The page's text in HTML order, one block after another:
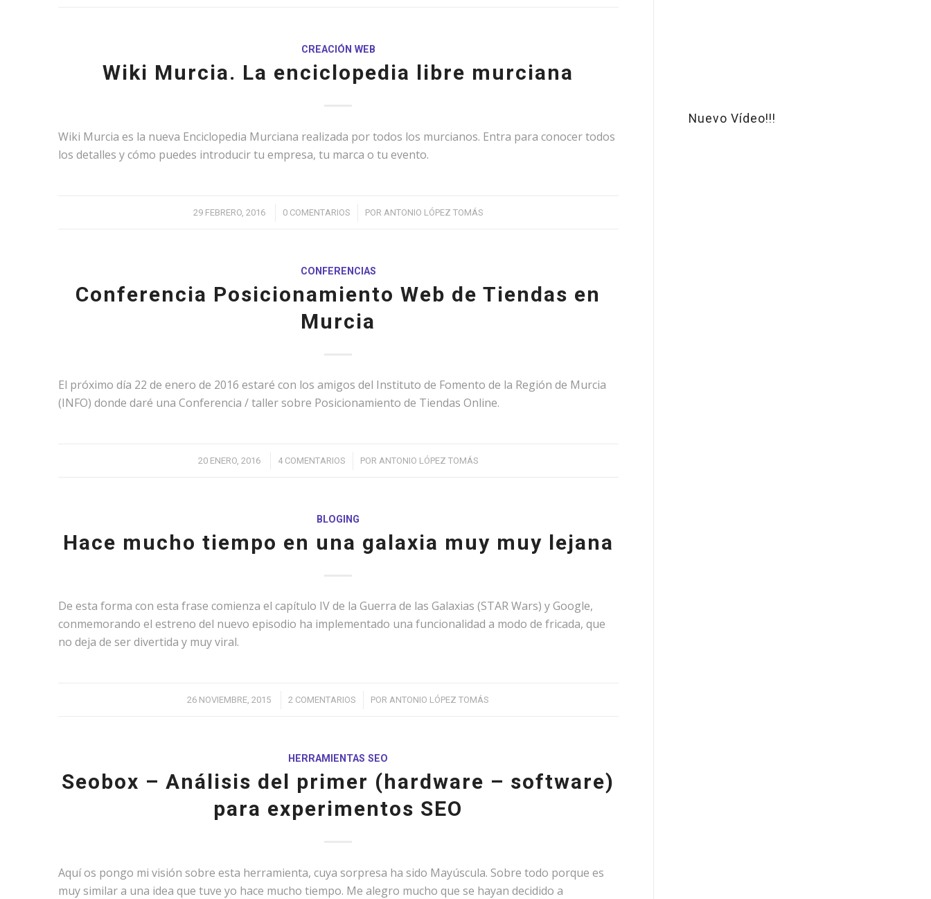
CREACIÓN WEB
Wiki Murcia. La enciclopedia libre murciana
Wiki Murcia es la nueva Enciclopedia Murciana realizada por todos los murcianos. Entra para conocer todos
los detalles y cómo puedes introducir tu empresa, tu marca o tu evento.
29 FEBRERO, 2016
/ 0 COMENTARIOS
/ POR ANTONIO LÓPEZ TOMÁS
CONFERENCIAS
Conferencia Posicionamiento Web de Tiendas en
Murcia
El próximo día 22 de enero de 2016 estaré con los amigos del Instituto de Fomento de la Región de Murcia
(INFO) donde daré una Conferencia / taller sobre Posicionamiento de Tiendas Online.
20 ENERO, 2016
/ 4 COMENTARIOS
/ POR ANTONIO LÓPEZ TOMÁS
BLOGING
Hace mucho tiempo en una galaxia muy muy lejana
De esta forma con esta frase comienza el capítulo IV de la Guerra de las Galaxias (STAR Wars) y Google,
conmemorando el estreno del nuevo episodio ha implementado una funcionalidad a modo de fricada, que
no deja de ser divertida y muy viral.
26 NOVIEMBRE, 2015
/ 2 COMENTARIOS
/ POR ANTONIO LÓPEZ TOMÁS
HERRAMIENTAS SEO
Seobox – Análisis del primer (hardware – software)
para experimentos SEO
Aquí os pongo mi visión sobre esta herramienta, cuya sorpresa ha sido Mayúscula. Sobre todo porque es
muy similar a una idea que tuve yo hace mucho tiempo. Me alegro mucho que se hayan decidido a
Nuevo Vídeo!!!